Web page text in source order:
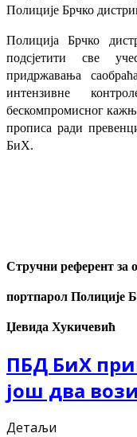
Полиције Брчко
Полиција Брчко
подсјетити све
придржавања
интензивне
бескомпромисног
прописа ради
БиХ.
Стручни референт за
портпарол Полиције
Џевида Хукичевић
ПБД БиХ
још два
Детаљи